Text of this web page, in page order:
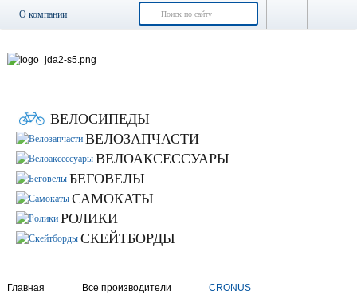
О компании
Новости
ВЕЛОСИПЕДЫ
ВЕЛОЗАПЧАСТИ
ВЕЛОАКСЕССУАРЫ
БЕГОВЕЛЫ
САМОКАТЫ
РОЛИКИ
СКЕЙТБОРДЫ
Главная Все производители CRONUS